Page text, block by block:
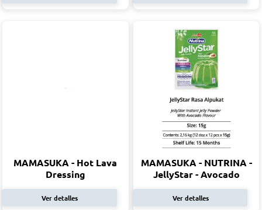
MAMASUKA - Hot Lava
Dressing
Ver detalles
MAMASUKA - NUTRINA -
JellyStar - Avocado
Ver detalles